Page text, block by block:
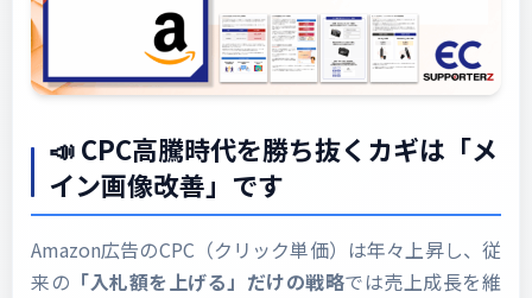
📣 CPC高騰時代を勝ち抜くカギは「メ
イン画像改善」です
Amazon広告のCPC（クリック単価）は年々上昇し、従
来の 「入札額を上げる」だけの戦略では売上成長を維